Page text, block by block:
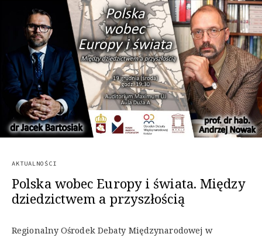
AKTUALNOŚCI
Polska wobec Europy i świata. Między
dziedzictwem a przyszłością
Regionalny Ośrodek Debaty Międzynarodowej w